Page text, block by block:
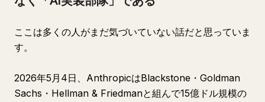
ここは多くの人がまだ気づいていない話だと思っていま
す。
2026年5月4日、AnthropicはBlackstone・Goldman
Sachs・Hellman & Friedmanと組んで15億ドル規模の